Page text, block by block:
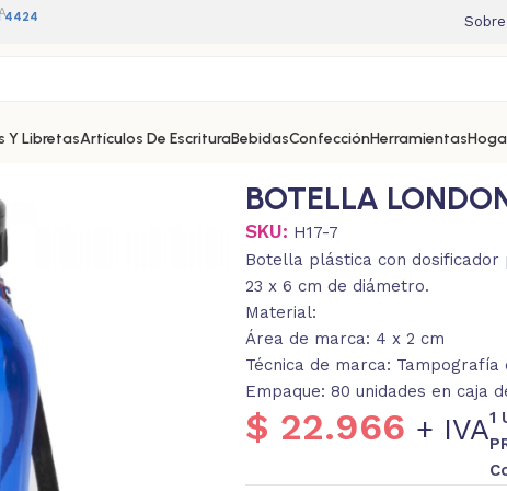
4424
Y LibretasArtículos De EscrituraBebidasConfecciónHerramientas
BOTELLA
SKU: H17-7
Botella plástica con dosificador
23 x 6 cm de diámetro.
Material:
Área de marca: 4 x 2 cm
Técnica de marca:
Empaque: 80 unidades en caja
$ 22.966 + IVA1